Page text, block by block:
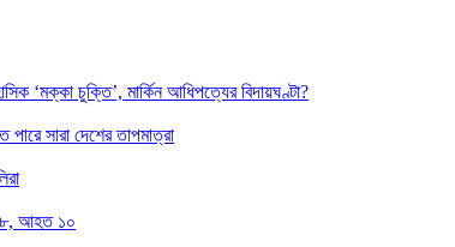
‘মক্কা চুক্তি’, মার্কিন আধিপত্যের বিদায়ঘণ্টা?
সারা দেশের তাপমাত্রা
৮, আহত ১০